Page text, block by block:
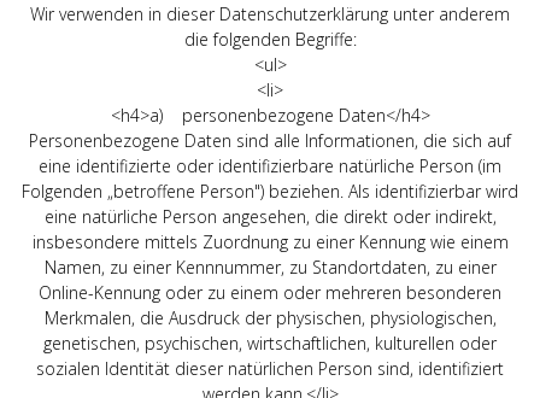
Wir verwenden in dieser Datenschutzerklärung unter anderem
die folgenden Begriffe:
<ul>
<li>
<h4>a) personenbezogene Daten</h4>
Personenbezogene Daten sind alle Informationen, die sich auf
eine identifizierte oder identifizierbare natürliche Person (im
Folgenden „betroffene Person") beziehen. Als identifizierbar wird
eine natürliche Person angesehen, die direkt oder indirekt,
insbesondere mittels Zuordnung zu einer Kennung wie einem
Namen, zu einer Kennnummer, zu Standortdaten, zu einer
Online-Kennung oder zu einem oder mehreren besonderen
Merkmalen, die Ausdruck der physischen, physiologischen,
genetischen, psychischen, wirtschaftlichen, kulturellen oder
sozialen Identität dieser natürlichen Person sind, identifiziert